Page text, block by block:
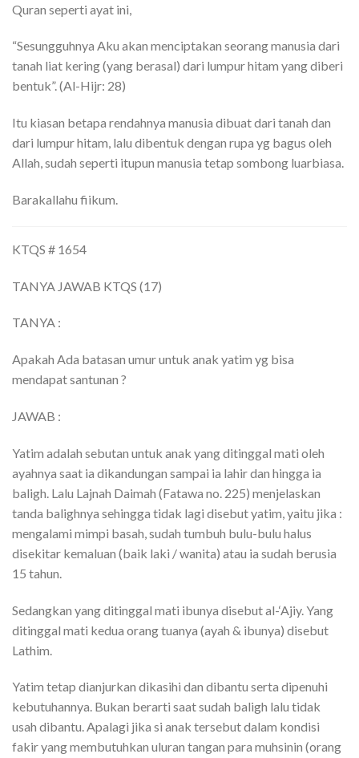
Quran seperti ayat ini,
“Sesungguhnya Aku akan menciptakan seorang manusia dari
tanah liat kering (yang berasal) dari lumpur hitam yang diberi
bentuk”. (Al-Hijr: 28)
Itu kiasan betapa rendahnya manusia dibuat dari tanah dan
dari lumpur hitam, lalu dibentuk dengan rupa yg bagus oleh
Allah, sudah seperti itupun manusia tetap sombong luarbiasa.
Barakallahu fiikum.
KTQS # 1654
TANYA JAWAB KTQS (17)
TANYA :
Apakah Ada batasan umur untuk anak yatim yg bisa
mendapat santunan ?
JAWAB :
Yatim adalah sebutan untuk anak yang ditinggal mati oleh
ayahnya saat ia dikandungan sampai ia lahir dan hingga ia
baligh. Lalu Lajnah Daimah (Fatawa no. 225) menjelaskan
tanda balighnya sehingga tidak lagi disebut yatim, yaitu jika :
mengalami mimpi basah, sudah tumbuh bulu-bulu halus
disekitar kemaluan (baik laki / wanita) atau ia sudah berusia
15 tahun.
Sedangkan yang ditinggal mati ibunya disebut al-‘Ajiy. Yang
ditinggal mati kedua orang tuanya (ayah & ibunya) disebut
Lathim.
Yatim tetap dianjurkan dikasihi dan dibantu serta dipenuhi
kebutuhannya. Bukan berarti saat sudah baligh lalu tidak
usah dibantu. Apalagi jika si anak tersebut dalam kondisi
fakir yang membutuhkan uluran tangan para muhsinin (orang